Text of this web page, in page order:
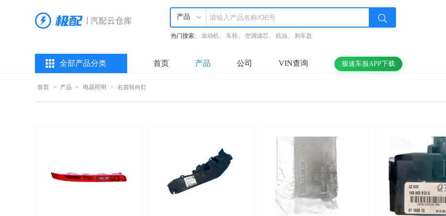
产品
热门搜索: 发动机、 车轮、 空调滤芯、 机油、 刹车盘
全部产品分类 首页 产品 公司 VIN查询 极速车服APP下载
首页 > 产品 > 电器照明 > 右前转向灯